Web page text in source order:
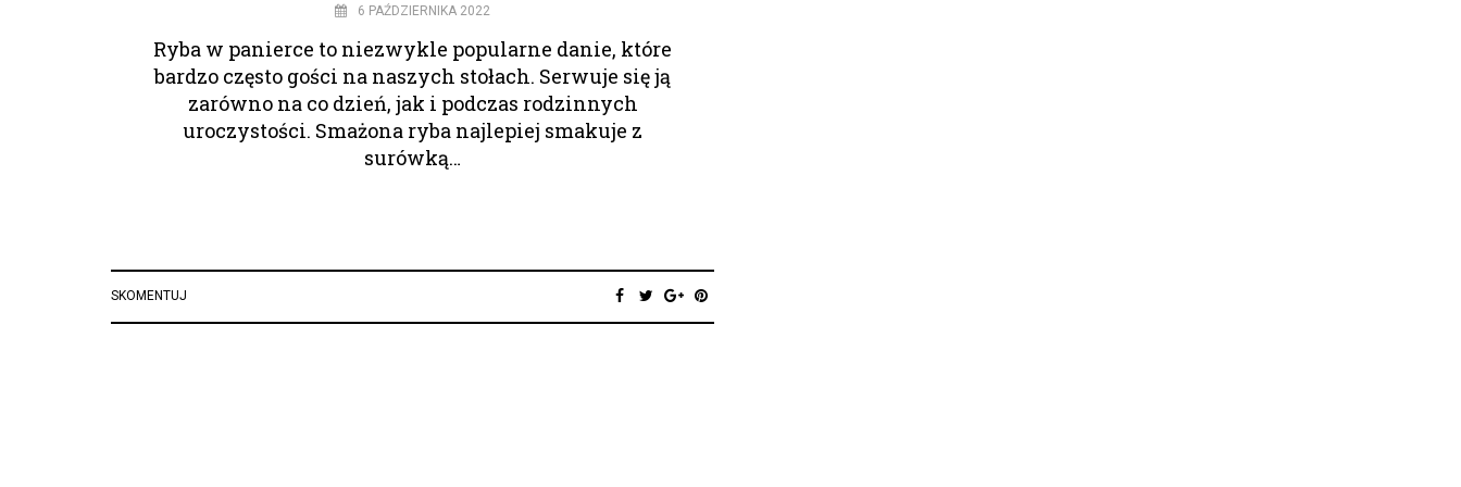
6 PAŹDZIERNIKA 2022
Ryba w panierce to niezwykle popularne danie, które
bardzo często gości na naszych stołach. Serwuje się ją
zarówno na co dzień, jak i podczas rodzinnych
uroczystości. Smażona ryba najlepiej smakuje z
surówką…
SKOMENTUJ